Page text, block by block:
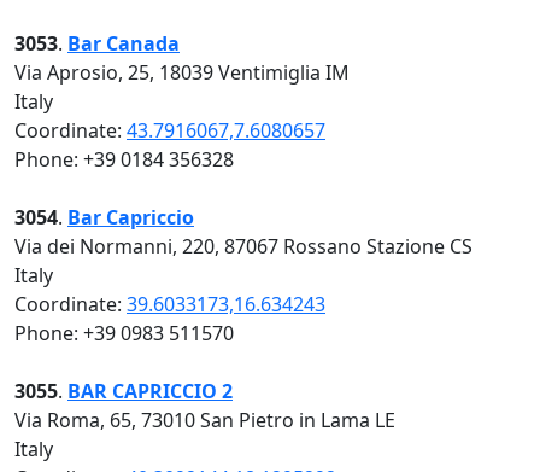
3053. Bar Canada
Via Aprosio, 25, 18039 Ventimiglia IM
Italy
Coordinate: 43.7916067,7.6080657
Phone: +39 0184 356328
3054. Bar Capriccio
Via dei Normanni, 220, 87067 Rossano Stazione CS
Italy
Coordinate: 39.6033173,16.634243
Phone: +39 0983 511570
3055. BAR CAPRICCIO 2
Via Roma, 65, 73010 San Pietro in Lama LE
Italy